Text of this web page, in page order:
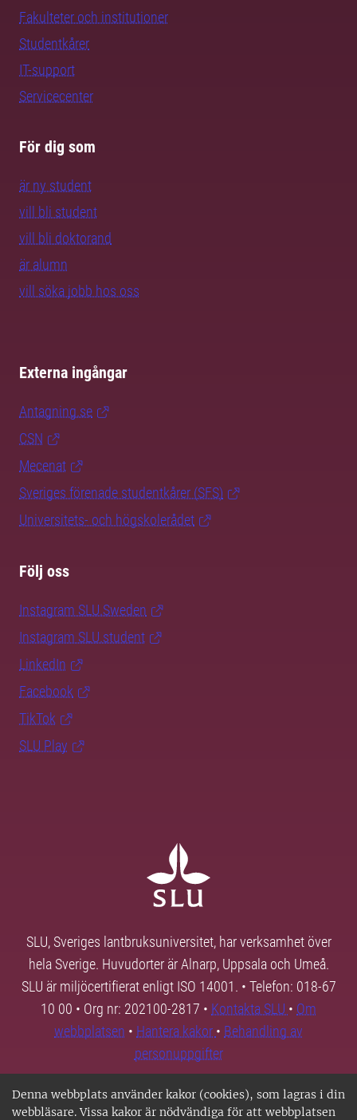
Denna webbplats använder kakor (cookies), som lagras i din
webbläsare. Vissa kakor är nödvändiga för att webbplatsen
Fakulteter och institutioner
Studentkårer
IT-support
Servicecenter
För dig som
är ny student
vill bli student
vill bli doktorand
är alumn
vill söka jobb hos oss
Externa ingångar
Antagning.se
CSN
Mecenat
Sveriges förenade studentkårer (SFS)
Universitets- och högskolerådet
Följ oss
Instagram SLU.Sweden
Instagram SLU.student
LinkedIn
Facebook
TikTok
SLU Play
SLU, Sveriges lantbruksuniversitet, har verksamhet över
hela Sverige. Huvudorter är Alnarp, Uppsala och Umeå.
SLU är miljöcertifierat enligt ISO 14001. • Telefon: 018-67
10 00 • Org nr: 202100-2817 • Kontakta SLU • Om
webbplatsen • Hantera kakor • Behandling av
personuppgifter